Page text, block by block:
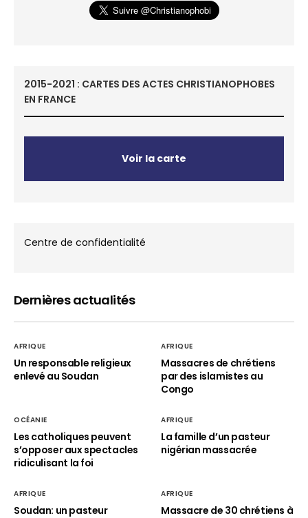
2015-2021 : CARTES DES ACTES CHRISTIANOPHOBES
EN FRANCE
Voir la carte
Centre de confidentialité
Dernières actualités
AFRIQUE
Un responsable religieux
enlevé au Soudan
AFRIQUE
Massacres de chrétiens
par des islamistes au
Congo
OCÉANIE
Les catholiques peuvent
s’opposer aux spectacles
ridiculisant la foi
AFRIQUE
La famille d’un pasteur
nigérian massacrée
AFRIQUE
Soudan: un pasteur
AFRIQUE
Massacre de 30 chrétiens à